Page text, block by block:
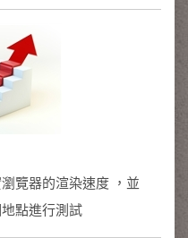
覽器的渲染速度 ，並
點進行測試